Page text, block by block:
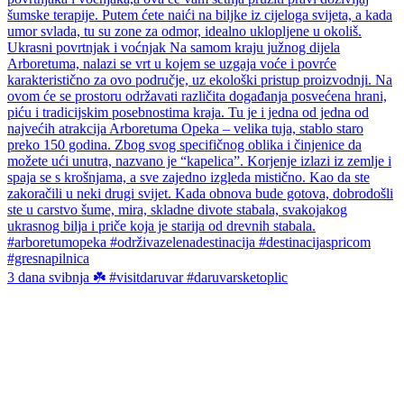
3 dana svibnja ☘️ #visitdaruvar #daruvarsketoplic